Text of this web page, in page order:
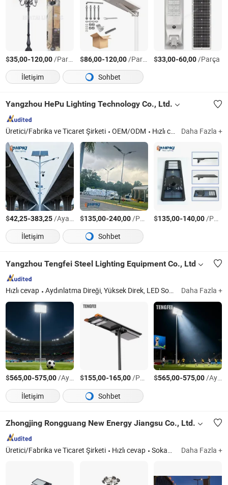
$35,00-120,00/Parça $86,00-120,00/Parça $33,00-60,00/Parça
İletişim
Sohbet
Yangzhou HePu Lighting Technology Co., Ltd.
Üretici/Fabrika ve Ticaret Şirketi OEM/ODM Hızlı cevap Daha Fazla +
$42,25-383,25/Ayarla $135,00-240,00/Parça $135,00-140,00/Parça
İletişim
Sohbet
Yangzhou Tengfei Steel Lighting Equipment Co., Ltd
Hızlı cevap Aydınlatma Direği, Yüksek Direk, LED Sokak Lambası, Hepsi Bir Arada Güneş Enerjili Sokak Lambası, Ayrık Güneş Enerjili Sokak Lambası Daha Fazla +
$565,00-575,00/Ayarla $155,00-165,00/Parça $565,00-575,00/Ayarla
İletişim
Sohbet
Zhongjing Rongguang New Energy Jiangsu Co., Ltd.
Üretici/Fabrika ve Ticaret Şirketi Hızlı cevap Sokak Lambası Direği Daha Fazla +